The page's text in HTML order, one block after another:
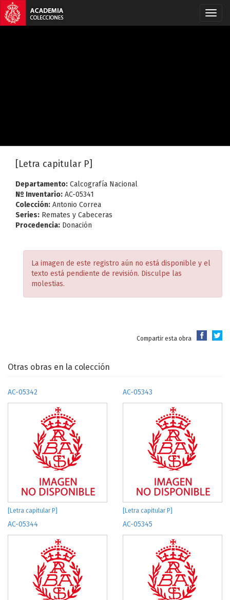
[Letra capitular P]
Departamento: Calcografía Nacional
Nº Inventario: AC-05341
Colección: Antonio Correa
Series: Remates y Cabeceras
Procedencia: Donación
La imagen de este registro aún no está disponible y el
texto está pendiente de revisión. Disculpe las
molestias.
Compartir esta obra
Otras obras en la colección
AC-05342
[Letra capitular P]
AC-05343
[Letra capitular P]
AC-05344 AC-05345